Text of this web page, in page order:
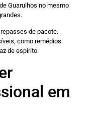
Guarulhos no mesmo
de pacote.
como remédios.
de espírito.
em